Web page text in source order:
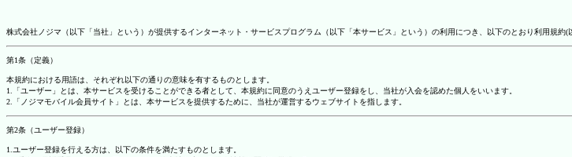
株式会社ノジマ（以下「当社」という）が提供するインターネット・サービスプログラム（以下「本サービス」という）の利用につき、以下のとおり利用規
第1条（定義）
本規約における用語は、それぞれ以下の通りの意味を有するものとします。
1.「ユーザー」とは、本サービスを受けることができる者として、本規約に同意のうえユーザー登録をし、当社が入会を認めた個人をいいます。
2.「ノジマモバイル会員サイト」とは、本サービスを提供するために、当社が運営するウェブサイトを指します。
第2条（ユーザー登録）
1.ユーザー登録を行える方は、以下の条件を満たすものとします。